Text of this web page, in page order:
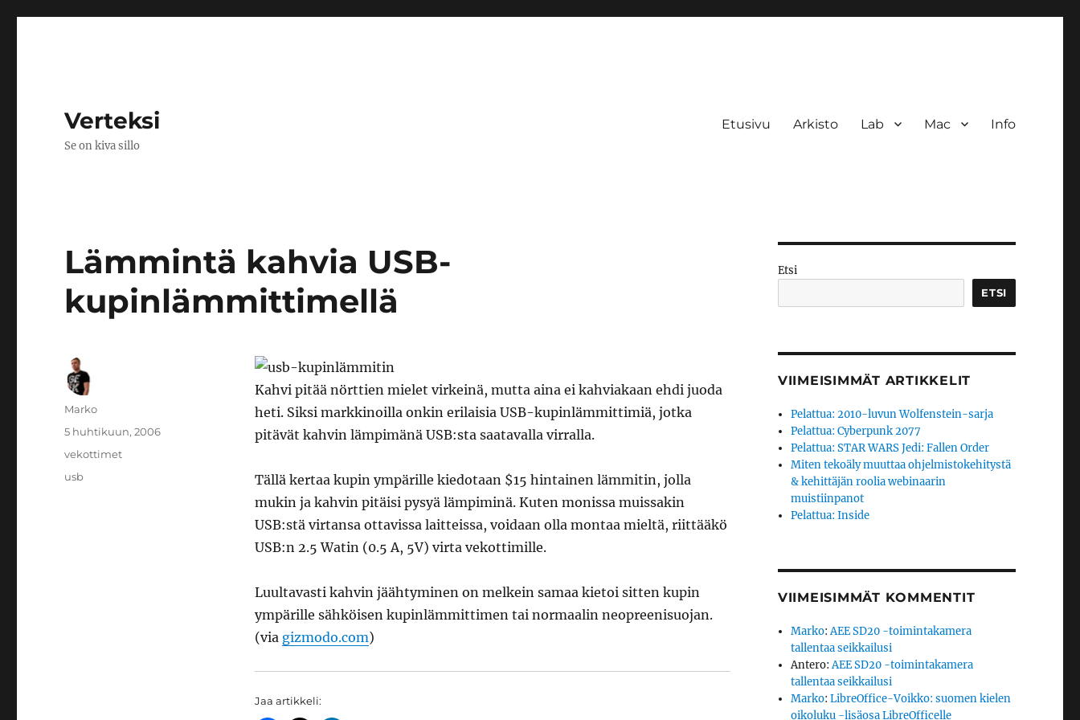
Verteksi
Se on kiva sillo
Etusivu Arkisto Lab Mac Info
Lämmintä kahvia USB-
kupinlämmittimellä
Kahvi pitää nörttien mielet virkeinä, mutta aina ei kahviakaan ehdi juoda
heti. Siksi markkinoilla onkin erilaisia USB-kupinlämmittimiä, jotka
pitävät kahvin lämpimänä USB:sta saatavalla virralla.
Tällä kertaa kupin ympärille kiedotaan $15 hintainen lämmitin, jolla
mukin ja kahvin pitäisi pysyä lämpiminä. Kuten monissa muissakin
USB:stä virtansa ottavissa laitteissa, voidaan olla montaa mieltä, riittääkö
USB:n 2.5 Watin (0.5 A, 5V) virta vekottimille.
Luultavasti kahvin jäähtyminen on melkein samaa kietoi sitten kupin
ympärille sähköisen kupinlämmittimen tai normaalin neopreenisuojan.
(via gizmodo.com)
Jaa artikkeli:
Kirjoittaja
Marko
Julkaistu
5 huhtikuun, 2006
Kategoriat
vekottimet
Avainsanat
usb
Etsi
ETSI
VIIMEISIMMÄT ARTIKKELIT
Pelattua: 2010-luvun Wolfenstein-sarja
Pelattua: Cyberpunk 2077
Pelattua: STAR WARS Jedi: Fallen Order
Miten tekoäly muuttaa ohjelmistokehitystä
& kehittäjän roolia webinaarin
muistiinpanot
Pelattua: Inside
VIIMEISIMMÄT KOMMENTIT
Marko:AEE SD20 -toimintakamera
tallentaa seikkailusi
Antero:AEE SD20 -toimintakamera
tallentaa seikkailusi
Marko:LibreOffice-Voikko: suomen kielen
oikoluku -lisäosa LibreOfficelle